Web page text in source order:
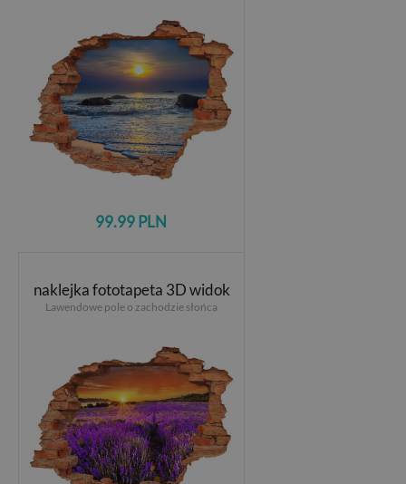
99.99 PLN
naklejka fototapeta 3D widok
Lawendowe pole o zachodzie słońca